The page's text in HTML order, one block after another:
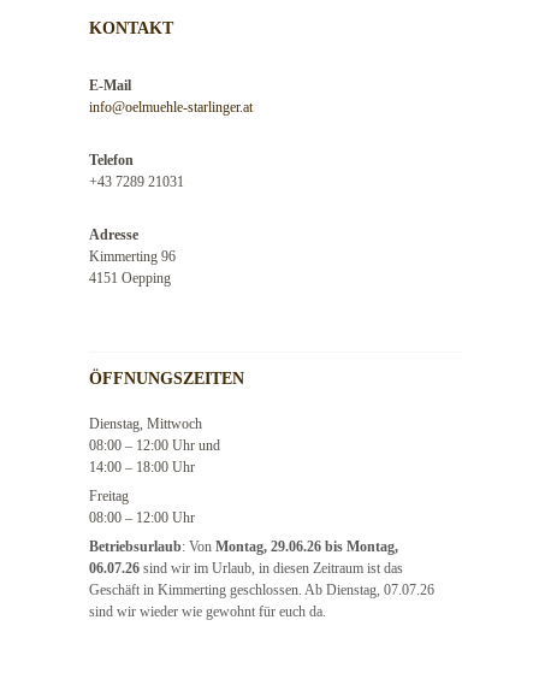
KONTAKT
E-Mail
info@oelmuehle-starlinger.at
Telefon
+43 7289 21031
Adresse
Kimmerting 96
4151 Oepping
ÖFFNUNGSZEITEN
Dienstag, Mittwoch
08:00 – 12:00 Uhr und
14:00 – 18:00 Uhr
Freitag
08:00 – 12:00 Uhr
Betriebsurlaub: Von Montag, 29.06.26 bis Montag,
06.07.26 sind wir im Urlaub, in diesen Zeitraum ist das
Geschäft in Kimmerting geschlossen. Ab Dienstag, 07.07.26
sind wir wieder wie gewohnt für euch da.